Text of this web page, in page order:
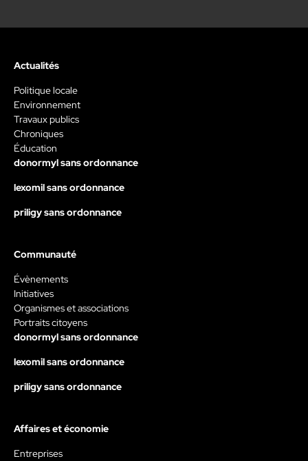
Actualités
Politique locale
Environnement
Travaux publics
Chroniques
Éducation
donormyl sans ordonnance
lexomil sans ordonnance
priligy sans ordonnance
Communauté
Évènements
Initiatives
Organismes et associations
Portraits citoyens
donormyl sans ordonnance
lexomil sans ordonnance
priligy sans ordonnance
Affaires et économie
Entreprises